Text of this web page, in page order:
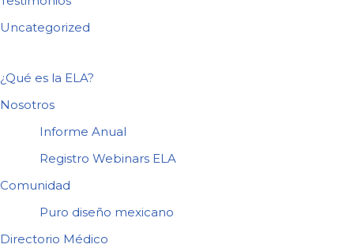
Uncategorized
¿Qué es la ELA?
Nosotros
Informe Anual
Registro Webinars ELA
Comunidad
Puro diseño mexicano
Directorio Médico